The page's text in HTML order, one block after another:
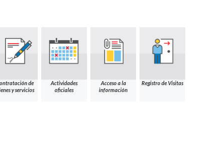
de
y servicios
Actividades
oficiales
Acceso a la
información
Registro de Visitas